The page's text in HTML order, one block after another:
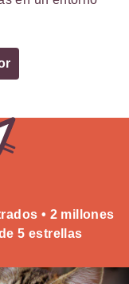
• 2 millones
5 estrellas